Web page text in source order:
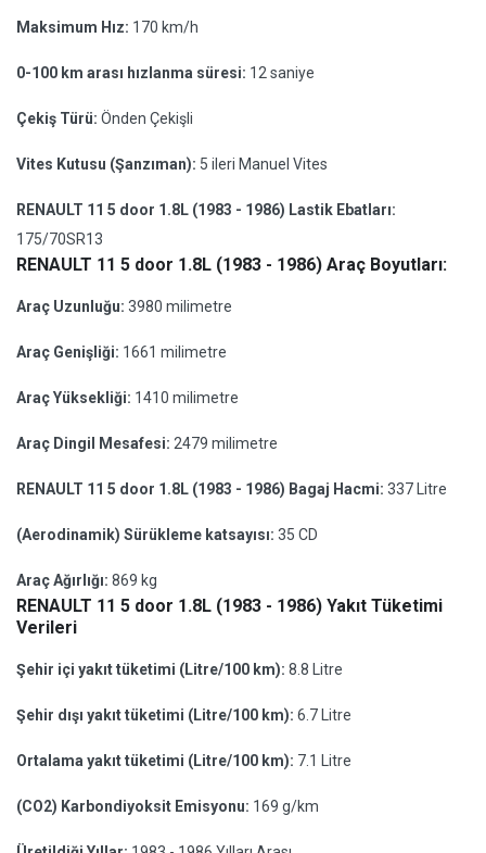
Maksimum Hız: 170 km/h
0-100 km arası hızlanma süresi: 12 saniye
Çekiş Türü: Önden Çekişli
Vites Kutusu (Şanzıman): 5 ileri Manuel Vites
RENAULT 11 5 door 1.8L (1983 - 1986) Lastik Ebatları:
175/70SR13
RENAULT 11 5 door 1.8L (1983 - 1986) Araç Boyutları:
Araç Uzunluğu: 3980 milimetre
Araç Genişliği: 1661 milimetre
Araç Yüksekliği: 1410 milimetre
Araç Dingil Mesafesi: 2479 milimetre
RENAULT 11 5 door 1.8L (1983 - 1986) Bagaj Hacmi: 337 Litre
(Aerodinamik) Sürükleme katsayısı: 35 CD
Araç Ağırlığı: 869 kg
RENAULT 11 5 door 1.8L (1983 - 1986) Yakıt Tüketimi
Verileri
Şehir içi yakıt tüketimi (Litre/100 km): 8.8 Litre
Şehir dışı yakıt tüketimi (Litre/100 km): 6.7 Litre
Ortalama yakıt tüketimi (Litre/100 km): 7.1 Litre
(CO2) Karbondiyoksit Emisyonu: 169 g/km